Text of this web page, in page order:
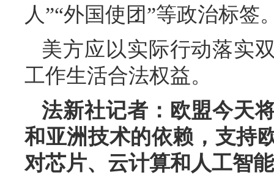
人”“外国使团”等政治标
美方应以实际行动落实
工作生活合法权益。
法新社记者：欧盟今天
和亚洲技术的依赖，支持
对芯片、云计算和人工智